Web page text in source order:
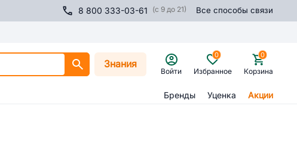
8 800 333-03-61 (с 9 до 21) Все способы связи
Знания
Войти Избранное
0
Корзина
0
Бренды Уценка Акции